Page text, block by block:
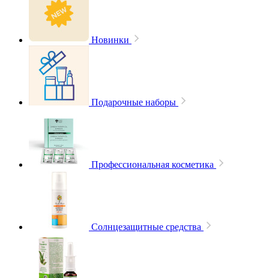
Новинки
Подарочные наборы
Профессиональная косметика
Солнцезащитные средства